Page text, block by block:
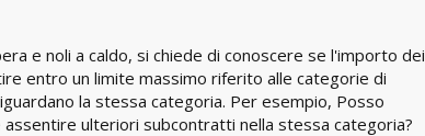
e noli a caldo, si chiede di conoscere se l'importo dei
entro un limite massimo riferito alle categorie di
la stessa categoria. Per esempio, Posso
ulteriori subcontratti nella stessa categoria?